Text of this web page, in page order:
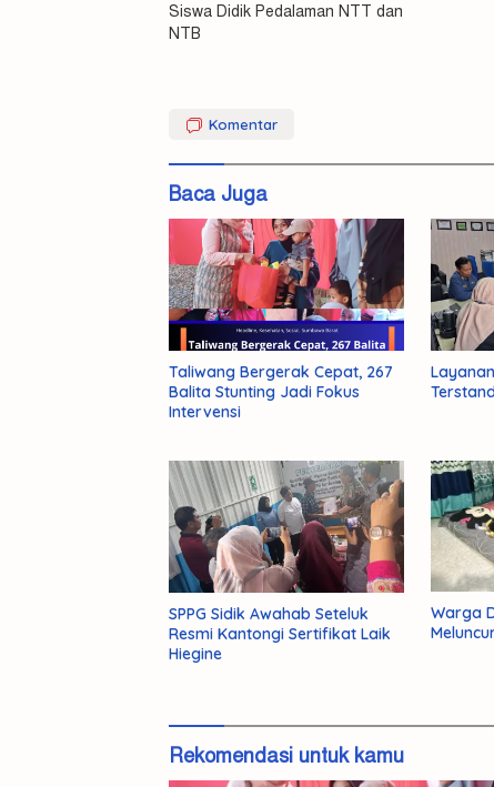
Siswa Didik Pedalaman NTT dan
NTB
-19
Pengobatan
Plasma
Komentar
Baca Juga
Taliwang Bergerak Cepat, 267
Balita Stunting Jadi Fokus
Intervensi
SPPG Sidik Awahab Seteluk
Resmi Kantongi Sertifikat Laik
Hiegine
Warga
Rekomendasi untuk kamu
Misteri
Pelaku